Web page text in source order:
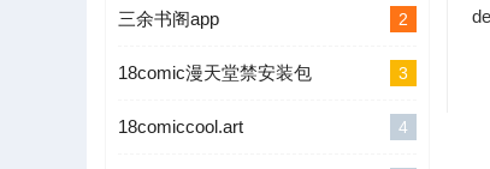
2
三余书阁app
3
18comic漫天堂禁安装包
4
18comiccool.art